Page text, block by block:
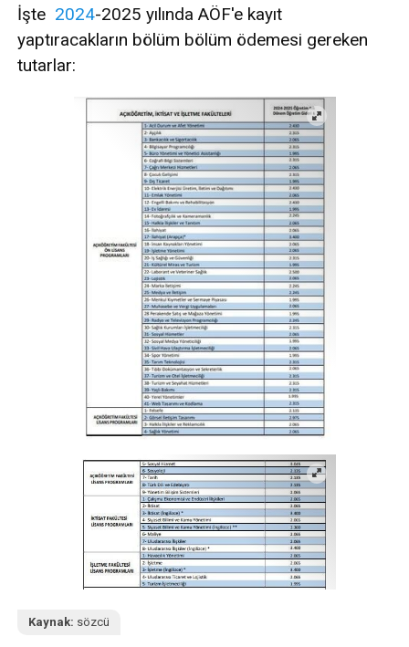
İşte 2024-2025 yılında AÖF'e kayıt
yaptıracakların bölüm bölüm ödemesi gereken
tutarlar:
Kaynak: sözcü